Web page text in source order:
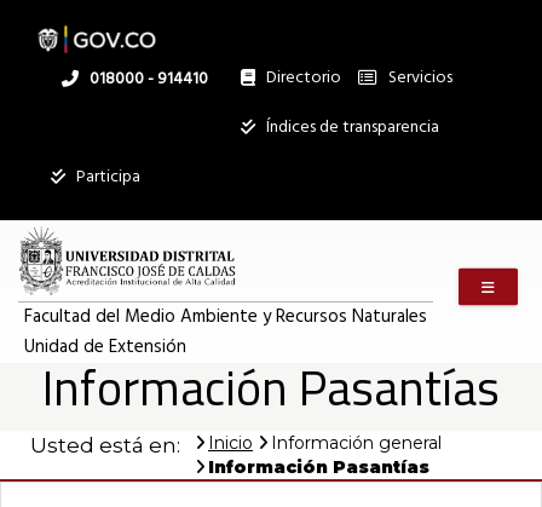
contenido
Linea
018000 - 914410 Directorio
Institucional
Servicios
Índices de transparencia
Participa
Facultad del Medio Ambiente y Recursos Naturales
Unidad de Extensión
Información Pasantías
Usted está en: Inicio
Información general
Información Pasantías